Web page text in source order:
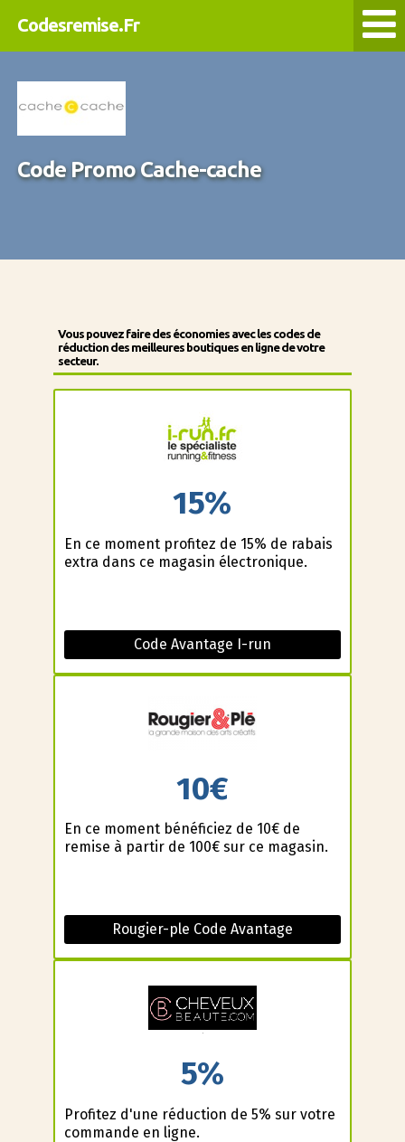
Codesremise.Fr
Code Promo Cache-cache
Vous pouvez faire des économies avec les codes de
réduction des meilleures boutiques en ligne de votre
secteur.
15%
En ce moment profitez de 15% de rabais
extra dans ce magasin électronique.
Code Avantage I-run
10€
En ce moment bénéficiez de 10€ de
remise à partir de 100€ sur ce magasin.
Rougier-ple Code Avantage
5%
Profitez d'une réduction de 5% sur votre
commande en ligne.